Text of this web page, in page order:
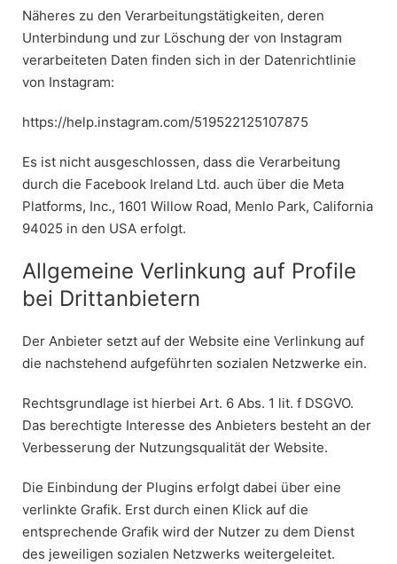
Näheres zu den Verarbeitungstätigkeiten, deren
Unterbindung und zur Löschung der von Instagram
verarbeiteten Daten finden sich in der Datenrichtlinie
von Instagram:
https://help.instagram.com/519522125107875
Es ist nicht ausgeschlossen, dass die Verarbeitung
durch die Facebook Ireland Ltd. auch über die Meta
Platforms, Inc., 1601 Willow Road, Menlo Park, California
94025 in den USA erfolgt.
Allgemeine Verlinkung auf Profile
bei Drittanbietern
Der Anbieter setzt auf der Website eine Verlinkung auf
die nachstehend aufgeführten sozialen Netzwerke ein.
Rechtsgrundlage ist hierbei Art. 6 Abs. 1 lit. f DSGVO.
Das berechtigte Interesse des Anbieters besteht an der
Verbesserung der Nutzungsqualität der Website.
Die Einbindung der Plugins erfolgt dabei über eine
verlinkte Grafik. Erst durch einen Klick auf die
entsprechende Grafik wird der Nutzer zu dem Dienst
des jeweiligen sozialen Netzwerks weitergeleitet.